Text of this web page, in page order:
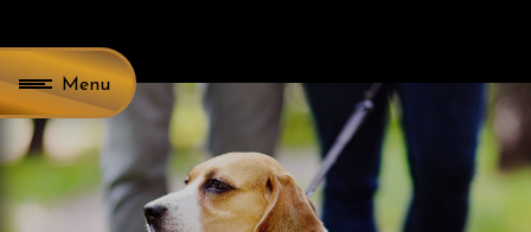
Menu